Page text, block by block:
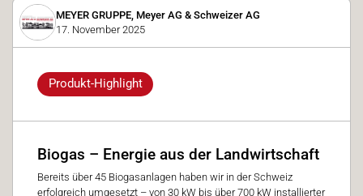
MEYER GRUPPE, Meyer AG & Schweizer AG
17. November 2025
Produkt-Highlight
Biogas – Energie aus der Landwirtschaft
Bereits über 45 Biogasanlagen haben wir in der Schweiz
erfolgreich umgesetzt – von 30 kW bis über 700 kW installierter